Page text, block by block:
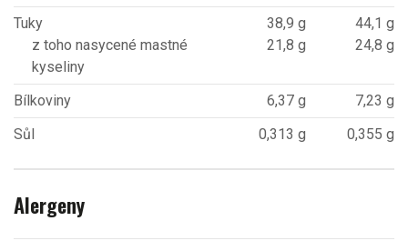
Tuky
z toho nasycené mastné
kyseliny
38,9 g
21,8 g
44,1 g
24,8 g
Bílkoviny 6,37 g
7,23 g
Sůl
0,313 g 0,355 g
Alergeny